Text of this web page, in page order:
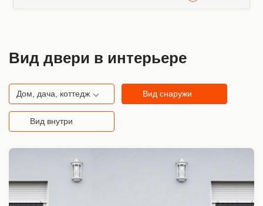
Вид двери в интерьере
Дом, дача, коттедж Вид снаружи
Вид внутри